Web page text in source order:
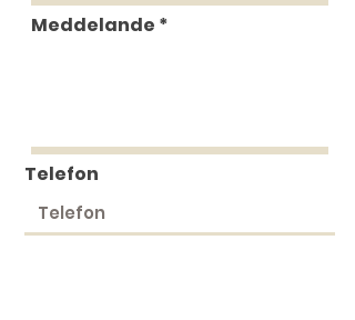
Meddelande
Telefon